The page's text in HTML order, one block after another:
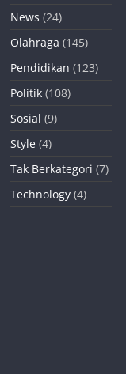
News (24)
Olahraga (145)
Pendidikan (123)
Politik (108)
Sosial (9)
Style (4)
Tak Berkategori (7)
Technology (4)